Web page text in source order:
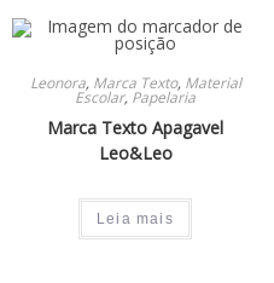
Leonora, Marca Texto, Material
Escolar, Papelaria
Marca Texto Apagavel
Leo&Leo
Leia mais